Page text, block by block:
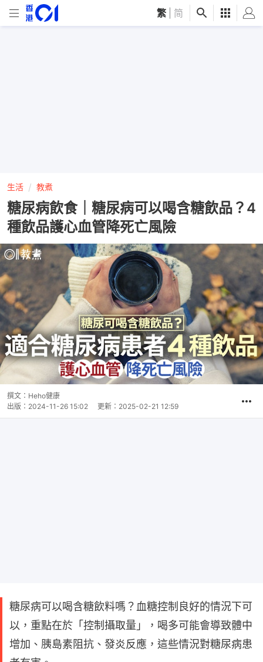
繁 简
生活 教煮
糖尿病飲食｜糖尿病可以喝含糖飲品？4
種飲品護心血管降死亡風險
撰文： Heho健康
出版： 2024-11-26 15:02 更新： 2025-02-21 12:59
糖尿病可以喝含糖飲料嗎？血糖控制良好的情況下可
以，重點在於「控制攝取量」，喝多可能會導致體中
增加、胰島素阻抗、發炎反應，這些情況對糖尿病患